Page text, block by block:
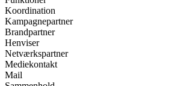
Koordination
Kampagnepartner
Brandpartner
Henviser
Netværkspartner
Mediekontakt
Mail